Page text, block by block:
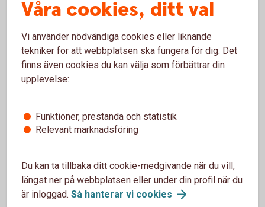
Ett äktenskapsförord skrivs under av båda
parter och registreras hos skatteverket för att
det ska vara giltigt.
Våra cookies, ditt val
Vi använder nödvändiga cookies eller liknande
tekniker för att webbplatsen ska fungera för dig. Det
finns även cookies du kan välja som förbättrar din
upplevelse:
Funktioner, prestanda och statistik
Relevant marknadsföring
Du kan ta tillbaka ditt cookie-medgivande när du vill,
längst ner på webbplatsen eller under din profil när du
är inloggad. Så hanterar vi cookies